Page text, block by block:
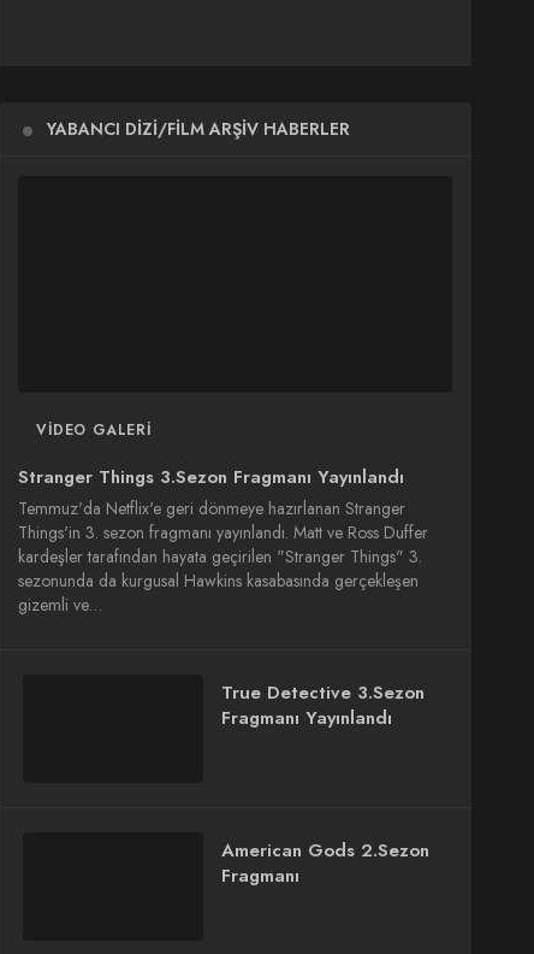
YABANCI DIZI/FILM ARŞIV HABERLER
VIDEO GALERI
Stranger Things 3.Sezon Fragmanı Yayınlandı
Temmuz'da Netflix'e geri dönmeye hazırlanan Stranger
Things'in 3. sezon fragmanı yayınlandı. Matt ve Ross Duffer
kardeşler tarafından hayata geçirilen "Stranger Things" 3.
sezonunda da kurgusal Hawkins kasabasında gerçekleşen
gizemli ve…
True Detective 3.Sezon
Fragmanı Yayınlandı
American Gods 2.Sezon
Fragmanı